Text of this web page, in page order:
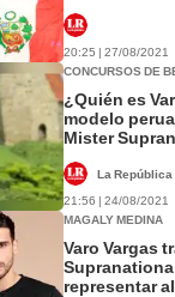
20:25 | 27/08/2021
CONCURSOS DE
¿Quién es
modelo
Mister
La República
21:56 | 24/08/2021
MAGALY MEDINA
Varo Vargas
representar